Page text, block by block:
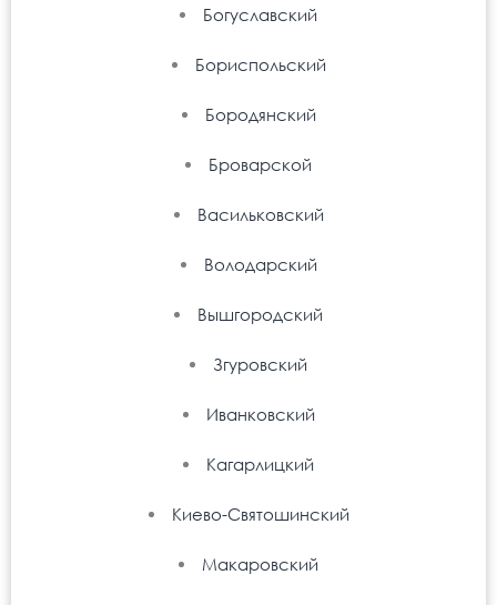
Богуславский
Бориспольский
Бородянский
Броварской
Васильковский
Володарский
Вышгородский
Згуровский
Иванковский
Кагарлицкий
Киево-Святошинский
Макаровский